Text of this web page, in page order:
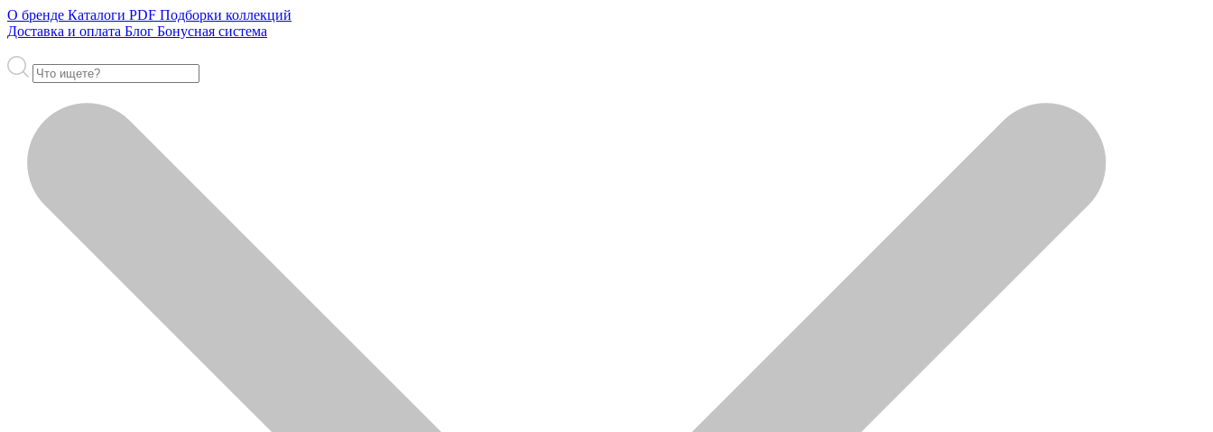
О бренде Каталоги PDF Подборки коллекций
Доставка и оплата Блог Бонусная система